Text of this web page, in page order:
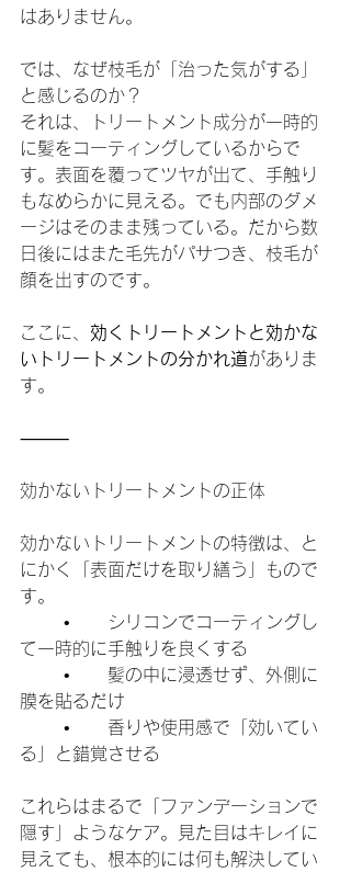
はありません。
では、なぜ枝毛が「治った気がする」
と感じるのか？
それは、トリートメント成分が一時的
に髪をコーティングしているからで
す。表面を覆ってツヤが出て、手触り
もなめらかに見える。でも内部のダメ
ージはそのまま残っている。だから数
日後にはまた毛先がパサつき、枝毛が
顔を出すのです。
ここに、 効くトリートメントと効かな
いトリートメントの分かれ道がありま
す。
⸻
効かないトリートメントの正体
効かないトリートメントの特徴は、と
にかく「表面だけを取り繕う」もので
す。
て一時的に手触りを良くする
膜を貼るだけ
る」と錯覚させる
これらはまるで「ファンデーションで
隠す」ようなケア。見た目はキレイに
見えても、根本的には何も解決してい